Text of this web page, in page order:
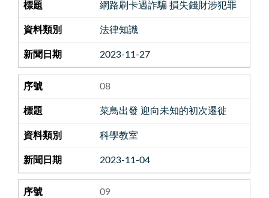
網路刷卡遇詐騙 損失錢財涉犯罪
法律知識
2023-11-27
08
菜鳥出發 迎向未知的初次遷徙
科學教室
2023-11-04
09